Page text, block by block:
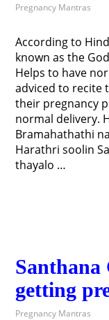
Pregnancy Mantras
According to
known as the
Helps to have
adviced to recite
their pregnancy
normal delivery.
Bramahathathi
Harathri soolin
thayalo …
getting
Pregnancy Mantras